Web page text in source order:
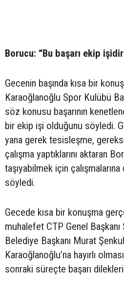
Borucu: “Bu başarı ekip
Gecenin başında kısa bir
Karaoğlanoğlu Spor Kulübü
söz konusu başarının
bir ekip işi olduğunu söyledi.
yana gerek tesisleşme,
çalışma yaptıklarını aktaran
taşıyabilmek için
söyledi.
Gecede kısa bir konuşma
muhalefet CTP Genel Başkanı
Belediye Başkanı Murat
Karaoğlanoğlu’na hayırlı
sonraki süreçte başarı